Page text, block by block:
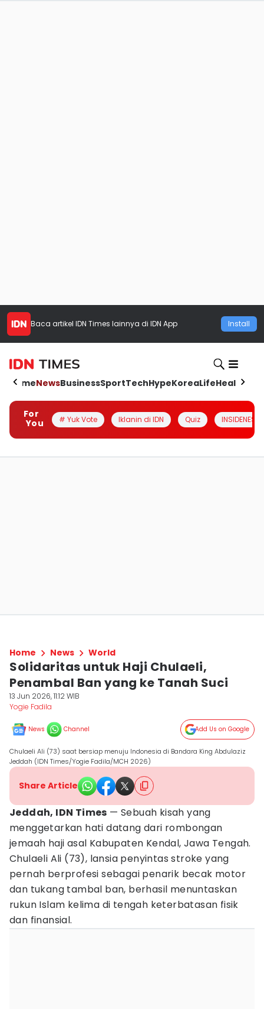
Baca artikel IDN Times lainnya di IDN App Install
HomeNewsBusinessSportTechHypeKoreaLifeHealth
For
You
# Yuk Vote Iklanin di IDN Quiz INSIDENESIA
Home News World
Solidaritas untuk Haji Chulaeli,
Penambal Ban yang ke Tanah Suci
13 Jun 2026, 11:12 WIB
Yogie Fadila
News Channel Add Us on Google
Chulaeli Ali (73) saat bersiap menuju Indonesia di Bandara King Abdulaziz
Jeddah (IDN Times/Yogie Fadila/MCH 2026)
Share Article
Jeddah, IDN Times — Sebuah kisah yang
menggetarkan hati datang dari rombongan
jemaah haji asal Kabupaten Kendal, Jawa Tengah.
Chulaeli Ali (73), lansia penyintas stroke yang
pernah berprofesi sebagai penarik becak motor
dan tukang tambal ban, berhasil menuntaskan
rukun Islam kelima di tengah keterbatasan fisik
dan finansial.